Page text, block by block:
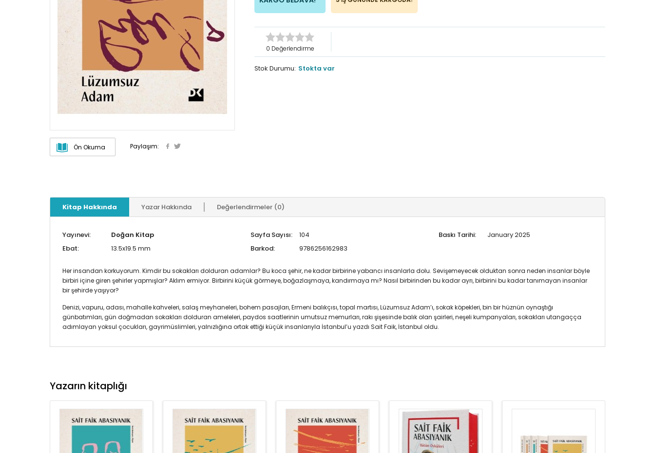
Ön Okuma Paylaşım:
0 Değerlendirme
Stok Durumu: Stokta var
Kitap Hakkında Yazar Hakkında Değerlendirmeler (0)
Yayınevi: Doğan Kitap Sayfa Sayısı: 104 Baskı Tarihi:
January 2025
Ebat:
13.5x19.5 mm Barkod: 9786256162983
Her insandan korkuyorum. Kimdir bu sokakları dolduran adamlar? Bu koca şehir, ne kadar birbirine yabancı insanlarla dolu. Sevişemeyecek olduktan sonra neden insanlar böyle
birbiri içine giren şehirler yapmışlar? Aklım ermiyor. Birbirini küçük görmeye, boğazlaşmaya, kandırmaya mı? Nasıl birbirinden bu kadar ayrı, birbirini bu kadar tanımayan insanlar
bir şehirde yaşıyor?
Denizi, vapuru, adası, mahalle kahveleri, salaş meyhaneleri, bohem pasajları, Ermeni balıkçısı, topal martısı, Lüzumsuz Adam’ı, sokak köpekleri, bin bir hüznün oynaştığı
günbatımları, gün doğmadan sokakları dolduran ameleleri, paydos saatlerinin umutsuz memurları, rakı şişesinde balık olan şairleri, neşeli kumpanyaları, sokakları utangaçça
adımlayan yoksul çocukları, gayrimüslimleri, yalnızlığına ortak ettiği küçük insanlarıyla İstanbul’u yazdı Sait Faik, İstanbul oldu.
Yazarın kitaplığı